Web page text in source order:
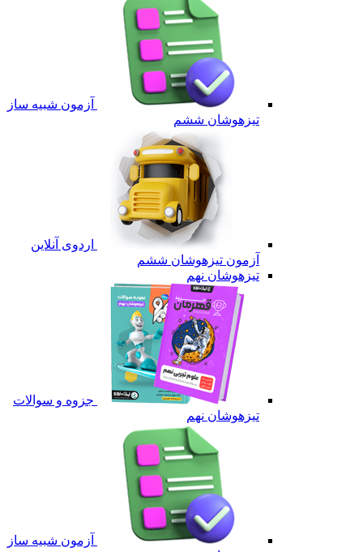
آزمون شبیه ساز
تیزهوشان ششم
اردوی آنلاین
آزمون تیزهوشان ششم
تیزهوشان نهم
جزوه و سوالات
تیزهوشان نهم
آزمون شبیه ساز